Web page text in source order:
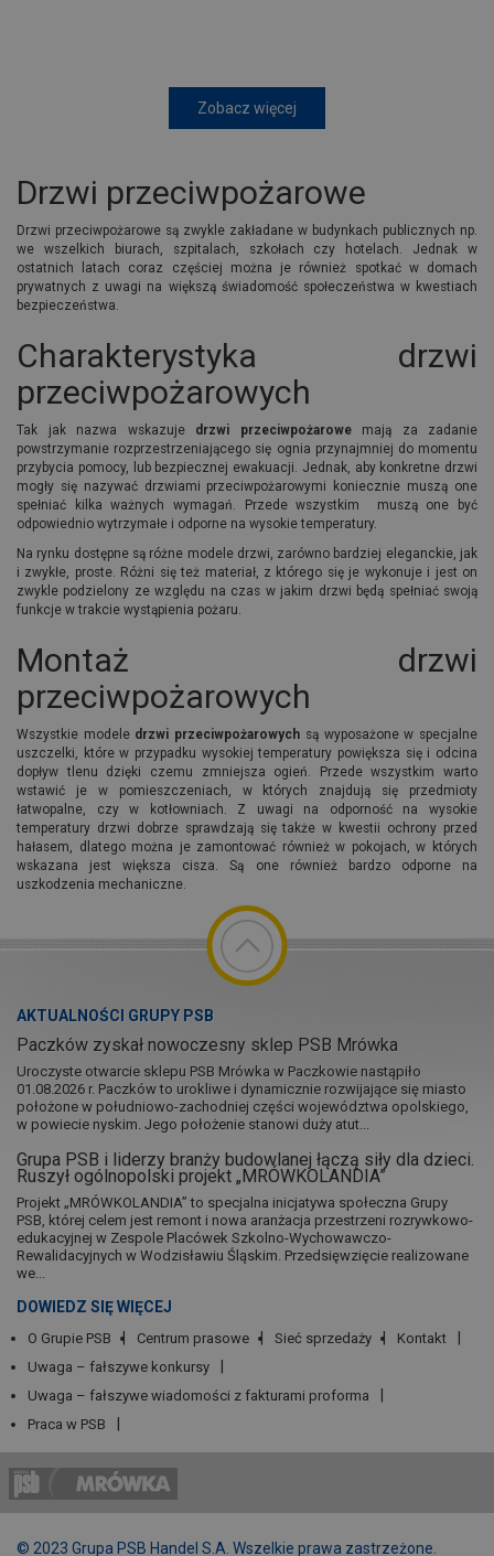
Zobacz więcej
Drzwi przeciwpożarowe
Drzwi przeciwpożarowe są zwykle zakładane w budynkach publicznych np.
we wszelkich biurach, szpitalach, szkołach czy hotelach. Jednak w
ostatnich latach coraz częściej można je również spotkać w domach
prywatnych z uwagi na większą świadomość społeczeństwa w kwestiach
bezpieczeństwa.
Charakterystyka drzwi
przeciwpożarowych
Tak jak nazwa wskazuje drzwi przeciwpożarowemają za zadanie
powstrzymanie rozprzestrzeniającego się ognia przynajmniej do momentu
przybycia pomocy, lub bezpiecznej ewakuacji. Jednak, aby konkretne drzwi
mogły się nazywać drzwiami przeciwpożarowymi koniecznie muszą one
spełniać kilka ważnych wymagań. Przede wszystkim muszą one być
odpowiednio wytrzymałe i odporne na wysokie temperatury.
Na rynku dostępne są różne modele drzwi, zarówno bardziej eleganckie, jak
i zwykłe, proste. Różni się też materiał, z którego się je wykonuje i jest on
zwykle podzielony ze względu na czas w jakim drzwi będą spełniać swoją
funkcje w trakcie wystąpienia pożaru.
Montaż drzwi
przeciwpożarowych
Wszystkie modele drzwi przeciwpożarowych są wyposażone w specjalne
uszczelki, które w przypadku wysokiej temperatury powiększa się i odcina
dopływ tlenu dzięki czemu zmniejsza ogień. Przede wszystkim warto
wstawić je w pomieszczeniach, w których znajdują się przedmioty
łatwopalne, czy w kotłowniach. Z uwagi na odporność na wysokie
temperatury drzwi dobrze sprawdzają się także w kwestii ochrony przed
hałasem, dlatego można je zamontować również w pokojach, w których
wskazana jest większa cisza. Są one również bardzo odporne na
uszkodzenia mechaniczne.
AKTUALNOŚCI GRUPY PSB
Paczków zyskał nowoczesny sklep PSB Mrówka
Uroczyste otwarcie sklepu PSB Mrówka w Paczkowie nastąpiło
01.08.2026 r. Paczków to urokliwe i dynamicznie rozwijające się miasto
położone w południowo-zachodniej części województwa opolskiego,
w powiecie nyskim. Jego położenie stanowi duży atut...
Grupa PSB i liderzy branży budowlanej łączą siły dla dzieci.
Ruszył ogólnopolski projekt „MRÓWKOLANDIA”
Projekt „MRÓWKOLANDIA” to specjalna inicjatywa społeczna Grupy
PSB, której celem jest remont i nowa aranżacja przestrzeni rozrywkowo-
edukacyjnej w Zespole Placówek Szkolno-Wychowawczo-
Rewalidacyjnych w Wodzisławiu Śląskim. Przedsięwzięcie realizowane
we...
DOWIEDZ SIĘ WIĘCEJ
O Grupie PSB Centrum prasowe Sieć sprzedaży
Kontakt
Uwaga – fałszywe konkursy
Uwaga – fałszywe wiadomości z fakturami proforma
Praca w PSB
© 2023 Grupa PSB Handel S.A. Wszelkie prawa zastrzeżone.